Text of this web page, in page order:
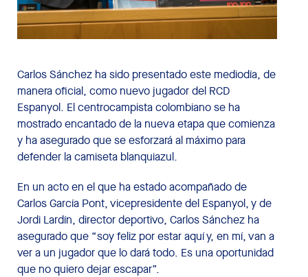
Carlos Sánchez ha sido presentado este mediodía, de
manera oficial, como nuevo jugador del RCD
Espanyol. El centrocampista colombiano se ha
mostrado encantado de la nueva etapa que comienza
y ha asegurado que se esforzará al máximo para
defender la camiseta blanquiazul.
En un acto en el que ha estado acompañado de
Carlos García Pont, vicepresidente del Espanyol, y de
Jordi Lardín, director deportivo, Carlos Sánchez ha
asegurado que “soy feliz por estar aquí y, en mí, van a
ver a un jugador que lo dará todo. Es una oportunidad
que no quiero dejar escapar”.